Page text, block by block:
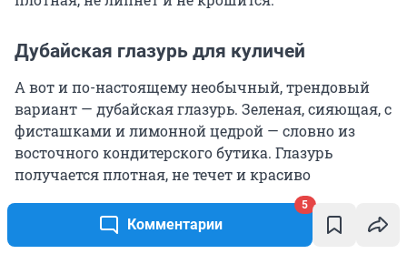
Комментарии
5
Дубайская глазурь для куличей
А вот и по-настоящему необычный, трендовый
вариант — дубайская глазурь. Зеленая, сияющая, с
фисташками и лимонной цедрой — словно из
восточного кондитерского бутика. Глазурь
получается плотная, не течет и красиво
Для приготовления понадобится: